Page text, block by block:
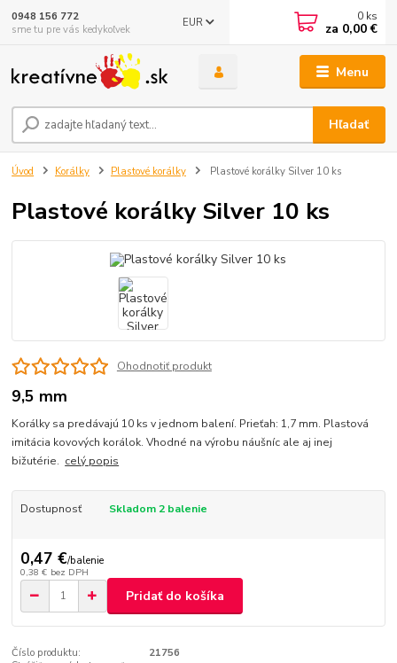
Menu
EUR
Hľadať
0948 156 772
sme tu pre vás kedykoľvek
0 ks
za 0,00 €
Úvod Korálky Plastové korálky Plastové korálky Silver 10 ks
Plastové korálky Silver 10 ks
Ohodnotiť produkt
9,5 mm
Korálky sa predávajú 10 ks v jednom balení. Prieťah: 1,7 mm. Plastová
imitácia kovových korálok. Vhodné na výrobu náušníc ale aj inej
bižutérie. celý popis
Dostupnosť Skladom 2 balenie
0,47 €/balenie
0,38 € bez DPH
Pridať do košíka
Číslo produktu:
21756